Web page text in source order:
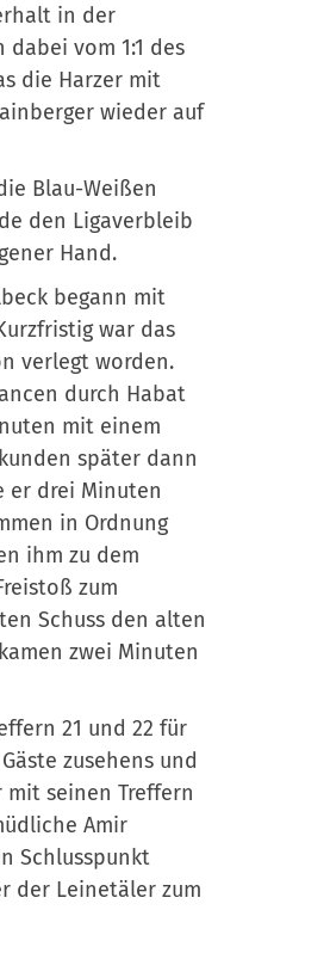
in der
vom 1:1 des
die Harzer mit
wieder auf
Blau-Weißen
den Ligaverbleib
Hand.
begann mit
war das
verlegt worden.
durch Habat
mit einem
später dann
er drei Minuten
in Ordnung
ihm zu dem
zum
Schuss den alten
zwei Minuten
21 und 22 für
zusehens und
seinen Treffern
Amir
Schlusspunkt
der Leinetäler zum